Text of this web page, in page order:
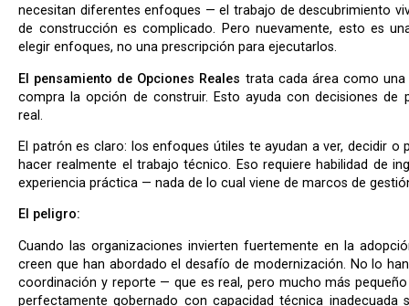
necesitan diferentes enfoques — el trabajo de descubrimiento
de construcción es complicado. Pero nuevamente, esto es
elegir enfoques, no una prescripción para ejecutarlos.
El pensamiento de Opciones Reales trata cada área como
compra la opción de construir. Esto ayuda con decisiones de
real.
El patrón es claro: los enfoques útiles te ayudan a ver, decidir o priorizar. Ninguno de ellos te ayuda a
hacer realmente el trabajo técnico. Eso requiere habilidad de
experiencia práctica — nada de lo cual viene de marcos de
El peligro:
Cuando las organizaciones invierten fuertemente en la adopción de marcos de gestión, a menudo
creen que han abordado el desafío de modernización. No lo
coordinación y reporte — que es real, pero mucho más
perfectamente gobernado con capacidad técnica inadecuada